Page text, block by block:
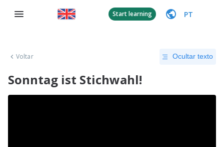
Start learning PT
Voltar Ocultar texto
Sonntag ist Stichwahl!